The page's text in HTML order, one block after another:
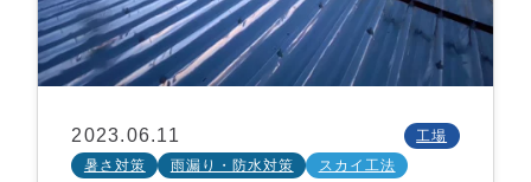
2023.06.11
工場
暑さ対策
雨漏り・防水対策 スカイ工法